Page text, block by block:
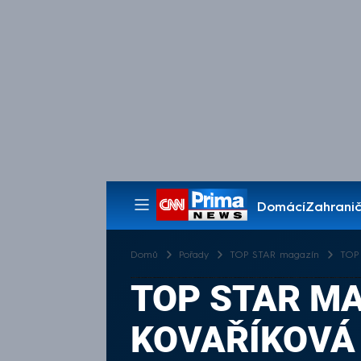
Domácí
Pořady
Domů Pořady TOP STAR magazín
TOP STAR